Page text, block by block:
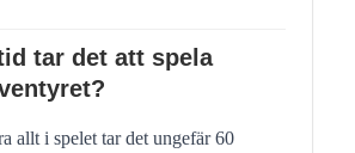
tar det att spela
allt i spelet tar det ungefär 60